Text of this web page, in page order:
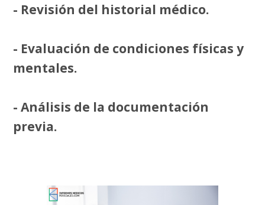
- Revisión del historial médico.
- Evaluación de condiciones físicas y
mentales.
- Análisis de la documentación
previa.